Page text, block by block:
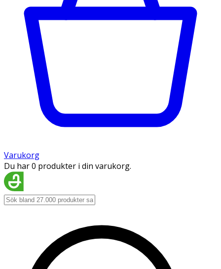
Varukorg
Du har 0 produkter i din varukorg.